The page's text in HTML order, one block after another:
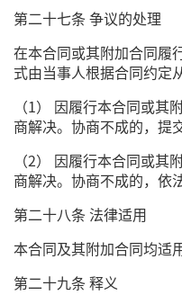
第二十七条 争议的处理
在本合同或其附加合同履
式由当事人根据合同约定
（1） 因履行本合同或
商解决。协商不成的，提
（2） 因履行本合同或
商解决。协商不成的，依
第二十八条 法律适用
本合同及其附加合同均适
第二十九条 释义